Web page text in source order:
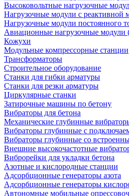
Высоковольтные нагрузочные
Нагрузочные модули с реактивной
Нагрузочные модули постоянного
Авиационные нагрузочные модули
Кожухи
Модульные компрессорные станции
Трансформаторы
Строительное оборудование
Станки для гибки арматуры
Станки для резки арматуры
Циркулярные станки
Затирочные машины по бетону
Вибраторы для бетона
Механические глубинные
Вибраторы глубинные с
Вибраторы глубинные со
Внешние высокочастотные
Виброрейки для укладки бетона
Азотные и кислородные станции
Адсорбционные генераторы азота
Адсорбционные генераторы
Автономные мобильные